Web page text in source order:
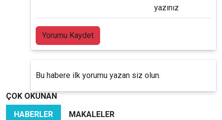
yazınız
Yorumu Kaydet
Bu habere ilk yorumu yazan siz olun.
ÇOK OKUNAN
HABERLER
MAKALELER